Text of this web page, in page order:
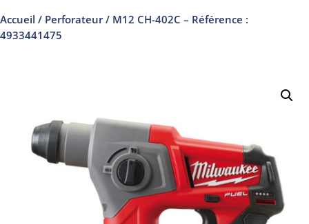
Accueil / Perforateur/ M12 CH-402C – Référence :
4933441475